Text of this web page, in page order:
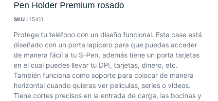
Pen Holder Premium rosado
SKU : 15411
Protege tu teléfono con un diseño funcional. Este case está
diseñado con un porta lapicero para que puedas acceder
de manera fácil a tu S-Pen, además tiene un porta tarjetas
en el cual puedes llevar tu DPI, tarjetas, dinero, etc.
También funciona como soporte para colocar de manera
horizontal cuando quieras ver películas, series o videos.
Tiene cortes precisos en la entrada de carga, las bocinas y